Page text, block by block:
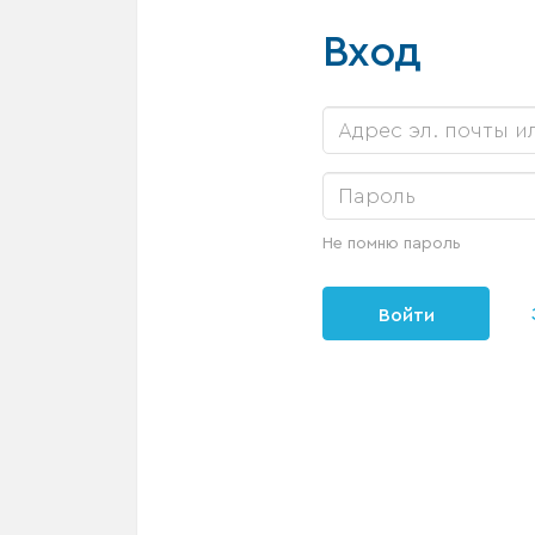
Вход
Не помню пароль